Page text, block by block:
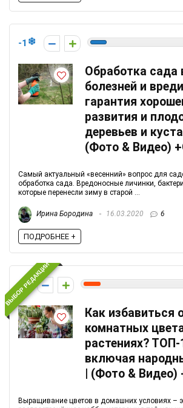
-1
Обработка сада
болезней и
гарантия
развития и
деревьев и
(Фото & Видео)
Самый актуальный «весенний» вопрос для
обработка сада. Вредоносные личинки,
которые перенесли зиму в старой ...
Ирина Бородина 16.03.2020 6
ПОДРОБНЕЕ +
ВЫБОР РЕДАКЦИИ
1
Как избавиться
комнатных
растениях?
включая
| (Фото &
Выращивание цветов в домашних условиях –